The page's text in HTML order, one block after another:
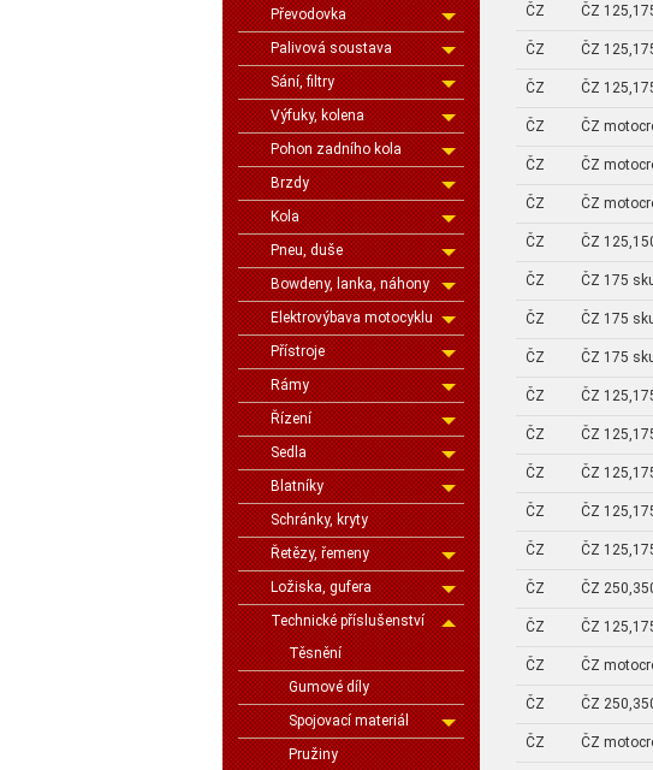
Převodovka
Palivová soustava
Sání, filtry
Výfuky, kolena
Pohon zadního kola
Brzdy
Kola
Pneu, duše
Bowdeny, lanka, náhony
Elektrovýbava motocyklu
Přístroje
Rámy
Řízení
Sedla
Blatníky
Schránky, kryty
Řetězy, řemeny
Ložiska, gufera
Technické příslušenství
Těsnění
Gumové díly
Spojovací materiál
Pružiny
ČZ ČZ
ČZ ČZ
ČZ ČZ
ČZ ČZ
ČZ ČZ
ČZ ČZ
ČZ ČZ
ČZ ČZ 175
ČZ ČZ 175
ČZ ČZ 175
ČZ ČZ
ČZ ČZ
ČZ ČZ
ČZ ČZ
ČZ ČZ
ČZ ČZ
ČZ ČZ
ČZ ČZ
ČZ ČZ
ČZ ČZ